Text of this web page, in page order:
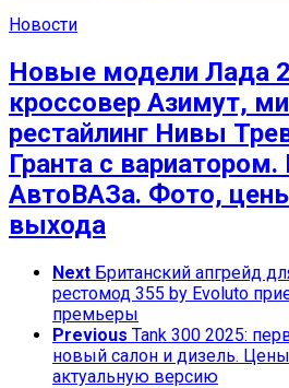
Новости
Новые модели Лада
кроссовер Азимут,
рестайлинг Нивы
Гранта с вариатором.
АвтоВАЗа. Фото,
выхода
Next Британский апгрейд
рестомод 355 by Evoluto
премьеры
Previous Tank 300 2025:
новый салон и дизель.
актуальную версию